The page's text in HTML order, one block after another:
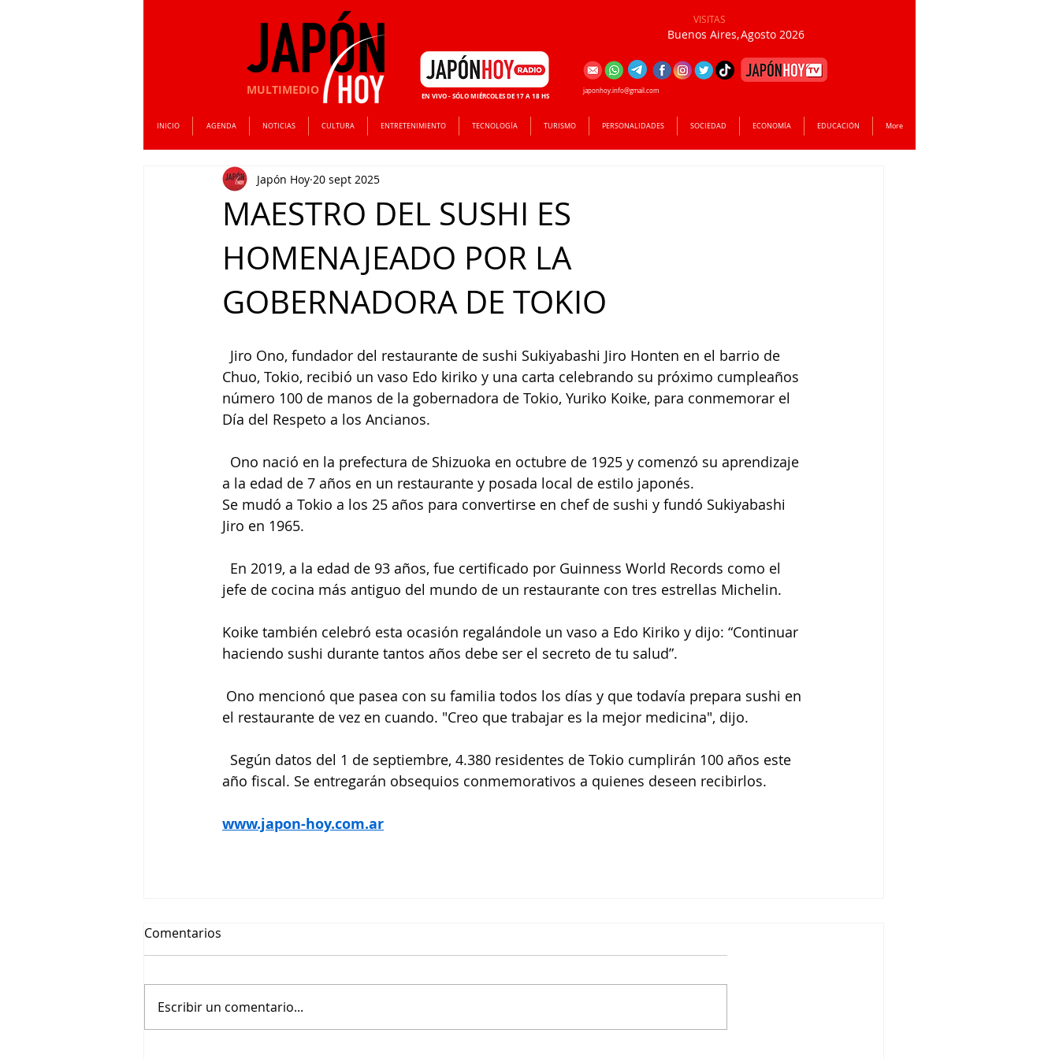
MULTIMEDIO
VISITAS
Buenos Aires,Agosto 2026
INICIO AGENDA NOTICIAS CULTURA ENTRETENIMIENTO TECNOLOGÍA TURISMO PERSONALIDADES SOCIEDAD ECONOMÍA EDUCACIÓN More
EN VIVO - SÓLO MIÉRCOLES DE 17 A 18 HS
japonhoy.info@gmail.com
MAESTRO DEL SUSHI ES
HOMENAJEADO POR LA
GOBERNADORA DE TOKIO
Japón Hoy 20 sept 2025
Jiro Ono, fundador del restaurante de sushi Sukiyabashi Jiro Honten en el barrio de
Chuo, Tokio, recibió un vaso Edo kiriko y una carta celebrando su próximo cumpleaños
número 100 de manos de la gobernadora de Tokio, Yuriko Koike, para conmemorar el
Día del Respeto a los Ancianos.
Ono nació en la prefectura de Shizuoka en octubre de 1925 y comenzó su aprendizaje
a la edad de 7 años en un restaurante y posada local de estilo japonés.
Se mudó a Tokio a los 25 años para convertirse en chef de sushi y fundó Sukiyabashi
Jiro en 1965.
En 2019, a la edad de 93 años, fue certificado por Guinness World Records como el
jefe de cocina más antiguo del mundo de un restaurante con tres estrellas Michelin.
Koike también celebró esta ocasión regalándole un vaso a Edo Kiriko y dijo: “Continuar
haciendo sushi durante tantos años debe ser el secreto de tu salud”.
Ono mencionó que pasea con su familia todos los días y que todavía prepara sushi en
el restaurante de vez en cuando. "Creo que trabajar es la mejor medicina", dijo.
Según datos del 1 de septiembre, 4.380 residentes de Tokio cumplirán 100 años este
año fiscal. Se entregarán obsequios conmemorativos a quienes deseen recibirlos.
www.japon-hoy.com.ar
Comentarios
Escribir un comentario...